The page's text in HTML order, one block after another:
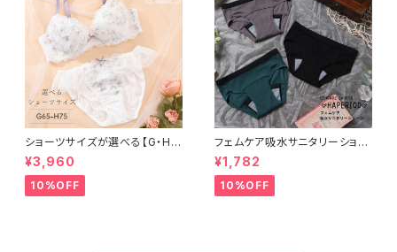
ショーツサイズが選べる【G・H】
セレナーデ ブラ＆ショーツセット
¥3,960
10%OFF
フェムケア吸水サニタリーショー
ツ（レギュラーレーヨンリブタイ
プ）
¥1,782
10%OFF